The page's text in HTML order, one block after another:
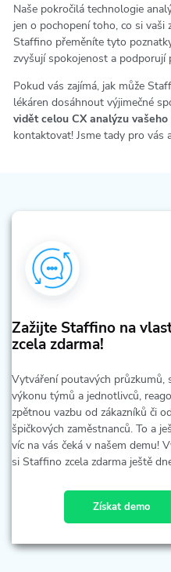
Naše pokročilá technologie
jen o pochopení toho, co si
Staffino přeměníte tyto
zvyšují spokojenost a podporují
Pokud vás zajímá, jak může
lékáren dosáhnout výjimečné
vidět celou CX analýzu
kontaktovat! Jsme tady pro vás
Zažijte Staffino na
zcela zdarma!
Vytváření poutavých průzkumů,
výkonu týmů a jednotlivců,
zpětnou vazbu od zákazníků či
špičkových zaměstnanců. To a
víc na vás čeká v našem demu!
si Staffino zcela zdarma ještě
Získat demo